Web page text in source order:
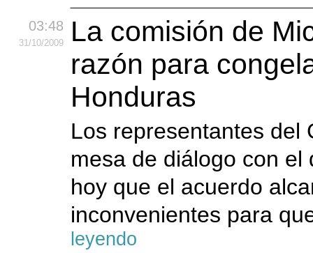
03:48
31/10/2009
La comisión de
razón para
Honduras
Los representantes del
mesa de diálogo con
hoy que el acuerdo
inconvenientes para
leyendo